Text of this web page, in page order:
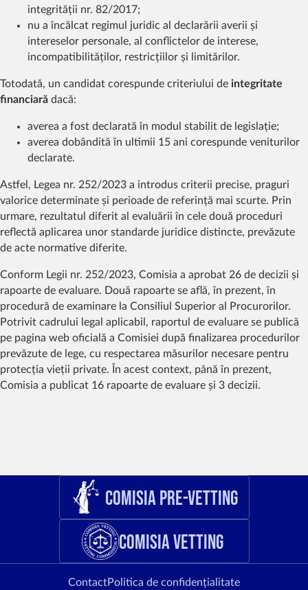
integrității nr. 82/2017;
nu a încălcat regimul juridic al declarării averii și
intereselor personale, al conflictelor de interese,
incompatibilităților, restricțiilor și limitărilor.
Totodată, un candidat corespunde criteriului de integritate
financiară dacă:
averea a fost declarată în modul stabilit de legislație;
averea dobândită în ultimii 15 ani corespunde veniturilor
declarate.
Astfel, Legea nr. 252/2023 a introdus criterii precise, praguri
valorice determinate și perioade de referință mai scurte. Prin
urmare, rezultatul diferit al evaluării în cele două proceduri
reflectă aplicarea unor standarde juridice distincte, prevăzute
de acte normative diferite.
Conform Legii nr. 252/2023, Comisia a aprobat 26 de decizii și
rapoarte de evaluare. Două rapoarte se află, în prezent, în
procedură de examinare la Consiliul Superior al Procurorilor.
Potrivit cadrului legal aplicabil, raportul de evaluare se publică
pe pagina web oficială a Comisiei după finalizarea procedurilor
prevăzute de lege, cu respectarea măsurilor necesare pentru
protecția vieții private. În acest context, până în prezent,
Comisia a publicat 16 rapoarte de evaluare și 3 decizii.
Comisia Pre-Vetting
Comisia Vetting
ContactPolitica de confidențialitate